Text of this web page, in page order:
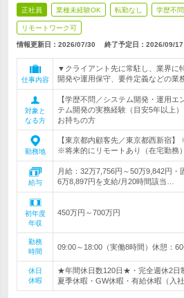
正社員 業種未経験OK 転勤なし 学歴不問
リモートワーク可
情報更新日：2026/07/30 終了予定日： 2026/09/17
仕事内容
▼クライアント先に常駐し、業界に
開発や運用保守、要件定義などの業
対象と
なる方
【学歴不問／システム開発・運用エ
テム開発の実務経験（目安5年以上
お持ちの方
勤務地
【東京都内顧客先／東京都西新宿】
※将来的にリモートあり（在宅勤務
給与
月給：32万7,756円～50万9,842円・
6万8,897円を支給/月20時間該当…
初年度
年収
450万円～700万円
勤務
時間
09:00～18:00（実働8時間）休憩：
休日
休暇
★年間休日数120日★・完全週休2日
夏季休暇・GW休暇・有給休暇（入